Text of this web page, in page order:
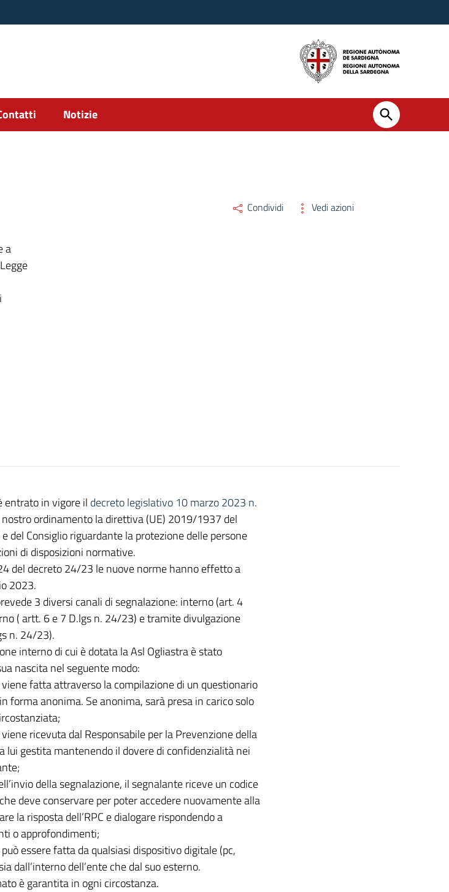
Notizie
a
Condividi Vedi azioni
entrato in vigore il decreto legislativo 10 marzo 2023 n.
ordinamento la direttiva (UE) 2019/1937 del
del Consiglio riguardante la protezione delle persone
di disposizioni normative.
del decreto 24/23 le nuove norme hanno effetto a
2023.
3 diversi canali di segnalazione: interno (art. 4
( artt. 6 e 7 D.lgs n. 24/23) e tramite divulgazione
n. 24/23).
interno di cui è dotata la Asl Ogliastra è stato
nascita nel seguente modo:
fatta attraverso la compilazione di un questionario
forma anonima. Se anonima, sarà presa in carico solo
ricevuta dal Responsabile per la Prevenzione della
lui gestita mantenendo il dovere di confidenzialità nei
della segnalazione, il segnalante riceve un codice
deve conservare per poter accedere nuovamente alla
la risposta dell’RPC e dialogare rispondendo a
o approfondimenti;
essere fatta da qualsiasi dispositivo digitale (pc,
dall’interno dell’ente che dal suo esterno.
è garantita in ogni circostanza.